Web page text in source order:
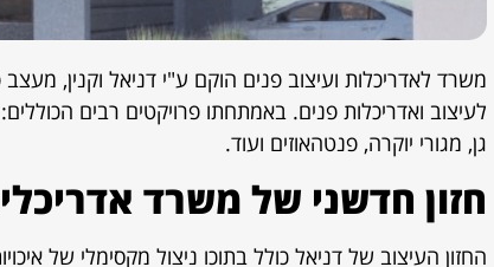
משרד לאדריכלות ועיצוב פנים הוקם ע"י דניאל וקנין,
לעיצוב ואדריכלות פנים. באמתחתו פרויקטים רבים
גן, מגורי יוקרה, פנטהאוזים ועוד.
חזון חדשני של משרד
החזון העיצוב של דניאל כולל בתוכו ניצול מקסימלי של